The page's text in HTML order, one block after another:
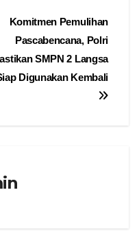
Komitmen Pemulihan
Pascabencana, Polri
SMPN 2 Langsa
Digunakan Kembali